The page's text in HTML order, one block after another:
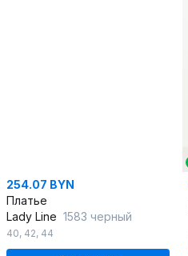
254.07 BYN
Платье
Lady Line 1583 черный
40, 42, 44